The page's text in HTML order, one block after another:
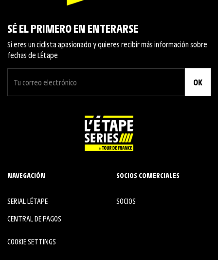
SÉ EL PRIMERO EN ENTERARSE
Si eres un ciclista apasionado y quieres recibir más información sobre
fechas de L´Étape
OK
NAVEGACIÓN
SERIAL L´ÉTAPE
CENTRAL DE PAGOS
SOCIOS COMERCIALES
SOCIOS
COOKIE SETTINGS